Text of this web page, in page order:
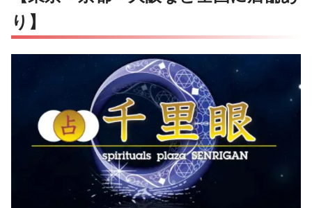
東京
・渋谷区｜占いウィル（電話占いあり）
神奈川
・鶴見区｜ヒーリングサロンNukumori
・占いの館「千里眼」
・新発田｜Healing Station 天壺（てんこ
り】